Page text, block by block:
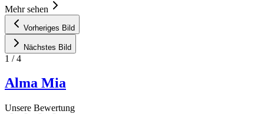
Mehr sehen
Vorheriges Bild
Nächstes Bild
1 /4
Alma Mia
Unsere Bewertung